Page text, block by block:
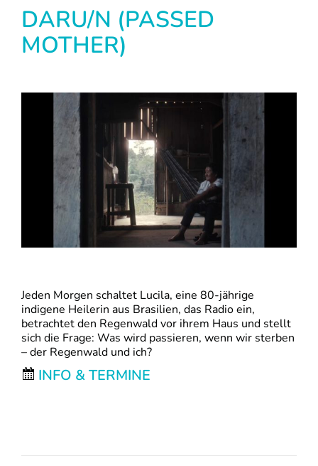
DARU/N (PASSED
MOTHER)
Jeden Morgen schaltet Lucila, eine 80-jährige
indigene Heilerin aus Brasilien, das Radio ein,
betrachtet den Regenwald vor ihrem Haus und stellt
sich die Frage: Was wird passieren, wenn wir sterben
– der Regenwald und ich?
INFO & TERMINE